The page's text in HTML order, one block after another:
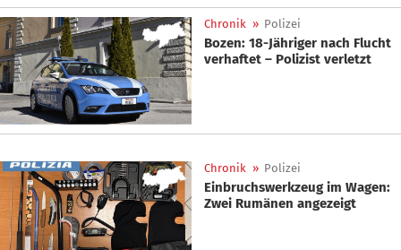
Chronik » Polizei
Bozen: 18-Jähriger nach Flucht
verhaftet – Polizist verletzt
Chronik » Polizei
Einbruchswerkzeug im Wagen:
Zwei Rumänen angezeigt